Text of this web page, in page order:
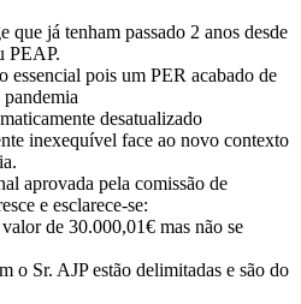
que já tenham passado 2 anos desde
PEAP.
essencial pois um PER acabado de
desatualizado
inexequível face ao novo contexto
aprovada pela comissão de
e esclarece-se:
de 30.000,01€ mas não se
o Sr. AJP estão delimitadas e são do